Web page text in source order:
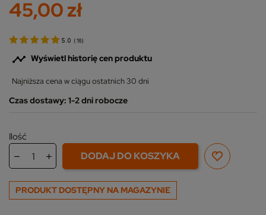
45,00 zł
5.0 ( 16)
 Wyświetl historię cen produktu
Najniższa cena w ciągu ostatnich 30 dni
Czas dostawy: 1-2 dni robocze
Ilość
DODAJ DO KOSZYKA
PRODUKT DOSTĘPNY NA MAGAZYNIE